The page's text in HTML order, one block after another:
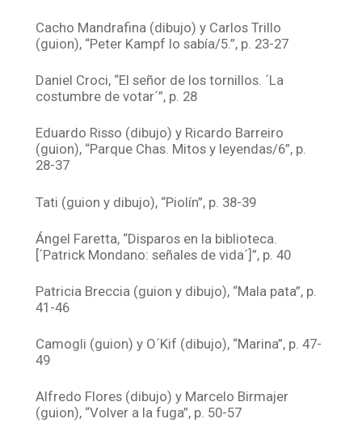
Cacho Mandrafina (dibujo) y Carlos Trillo
(guion), “Peter Kampf lo sabía/5.”, p. 23-27
Daniel Croci, “El señor de los tornillos. ´La
costumbre de votar´”, p. 28
Eduardo Risso (dibujo) y Ricardo Barreiro
(guion), “Parque Chas. Mitos y leyendas/6”, p.
28-37
Tati (guion y dibujo), “Piolín”, p. 38-39
Ángel Faretta, “Disparos en la biblioteca.
[´Patrick Mondano: señales de vida´]”, p. 40
Patricia Breccia (guion y dibujo), “Mala pata”, p.
41-46
Camogli (guion) y O´Kif (dibujo), “Marina”, p. 47-
49
Alfredo Flores (dibujo) y Marcelo Birmajer
(guion), “Volver a la fuga”, p. 50-57